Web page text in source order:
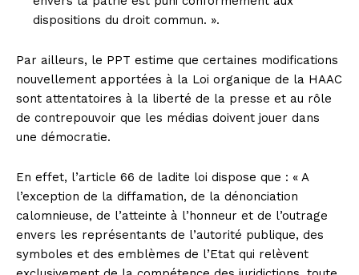
dispositions du droit commun. ».
Par ailleurs, le PPT estime que certaines modifications
nouvellement apportées à la Loi organique de la HAAC
sont attentatoires à la liberté de la presse et au rôle
de contrepouvoir que les médias doivent jouer dans
une démocratie.
En effet, l’article 66 de ladite loi dispose que : « A
l’exception de la diffamation, de la dénonciation
calomnieuse, de l’atteinte à l’honneur et de l’outrage
envers les représentants de l’autorité publique, des
symboles et des emblèmes de l’Etat qui relèvent